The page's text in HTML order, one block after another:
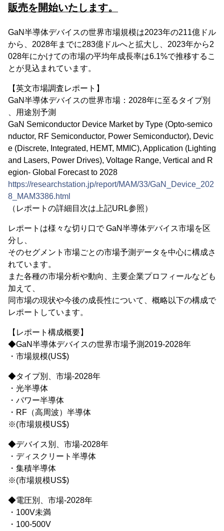
販売を開始いたします。
GaN半導体デバイスの世界市場規模は2023年の211億ドル
から、2028年までに283億ドルへと拡大し、2023年から2
028年にかけての市場の平均年成長率は6.1%で推移するこ
とが見込まれています。
【英文市場調査レポート】
GaN半導体デバイスの世界市場：2028年に至るタイプ別
、用途別予測
GaN Semiconductor Device Market by Type (Opto-semico
nductor, RF Semiconductor, Power Semiconductor), Devic
e (Discrete, Integrated, HEMT, MMIC), Application (Lighting
and Lasers, Power Drives), Voltage Range, Vertical and R
egion- Global Forecast to 2028
https://researchstation.jp/report/MAM/33/GaN_Device_202
8_MAM3386.html
（レポートの詳細目次は上記URL参照）
レポートは様々な切り口で GaN半導体デバイス市場を区
分し、
そのセグメント市場ごとの市場予測データを中心に構成さ
れています。
また各種の市場分析や動向、主要企業プロフィールなども
加えて、
同市場の現状や今後の成長性について、概略以下の構成で
レポートしています。
【レポート構成概要】
◆GaN半導体デバイスの世界市場予測2019-2028年
・市場規模(US$)
◆タイプ別、市場-2028年
・光半導体
・パワー半導体
・RF（高周波）半導体
※(市場規模US$)
◆デバイス別、市場-2028年
・ディスクリート半導体
・集積半導体
※(市場規模US$)
◆電圧別、市場-2028年
・100V未満
・100-500V